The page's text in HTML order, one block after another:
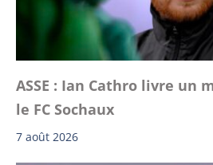
ASSE : Ian Cathro livre un
le FC Sochaux
7 août 2026